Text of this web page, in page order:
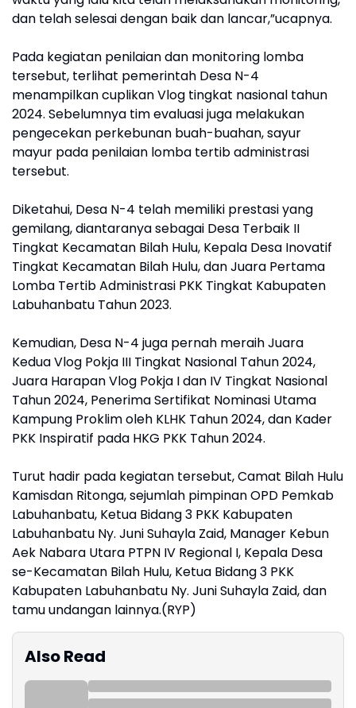
dan telah selesai dengan baik dan lancar,”ucapnya.
Pada kegiatan penilaian dan monitoring lomba
tersebut, terlihat pemerintah Desa N-4
menampilkan cuplikan Vlog tingkat nasional tahun
2024. Sebelumnya tim evaluasi juga melakukan
pengecekan perkebunan buah-buahan, sayur
mayur pada penilaian lomba tertib administrasi
tersebut.
Diketahui, Desa N-4 telah memiliki prestasi yang
gemilang, diantaranya sebagai Desa Terbaik II
Tingkat Kecamatan Bilah Hulu, Kepala Desa Inovatif
Tingkat Kecamatan Bilah Hulu, dan Juara Pertama
Lomba Tertib Administrasi PKK Tingkat Kabupaten
Labuhanbatu Tahun 2023.
Kemudian, Desa N-4 juga pernah meraih Juara
Kedua Vlog Pokja III Tingkat Nasional Tahun 2024,
Juara Harapan Vlog Pokja I dan IV Tingkat Nasional
Tahun 2024, Penerima Sertifikat Nominasi Utama
Kampung Proklim oleh KLHK Tahun 2024, dan Kader
PKK Inspiratif pada HKG PKK Tahun 2024.
Turut hadir pada kegiatan tersebut, Camat Bilah Hulu
Kamisdan Ritonga, sejumlah pimpinan OPD Pemkab
Labuhanbatu, Ketua Bidang 3 PKK Kabupaten
Labuhanbatu Ny. Juni Suhayla Zaid, Manager Kebun
Aek Nabara Utara PTPN IV Regional I, Kepala Desa
se-Kecamatan Bilah Hulu, Ketua Bidang 3 PKK
Kabupaten Labuhanbatu Ny. Juni Suhayla Zaid, dan
tamu undangan lainnya.(RYP)
Also Read